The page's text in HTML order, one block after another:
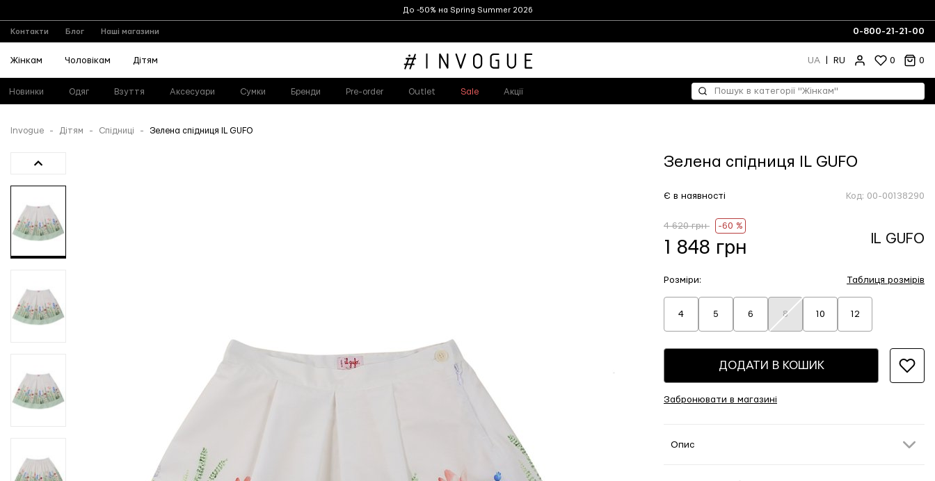
До -50% на Spring Summer 2026
Контакти Блог Наші магазини 0-800-21-21-00
Жінкам Чоловікам Дітям UA RU 0 0
Новинки Одяг Взуття Аксесуари Сумки Бренди Pre-order Outlet Sale Акції
Invogue Дітям Спідниці Зелена спідниця IL GUFO
Зелена спідниця IL GUFO
Є в наявності Код: 00-00138290
4 620 грн -60 %
1 848 грн IL GUFO
Розміри:
4 5 6 8 10 12
Таблиця розмірів
ДОДАТИ В КОШИК
Забронювати в магазині
Опис